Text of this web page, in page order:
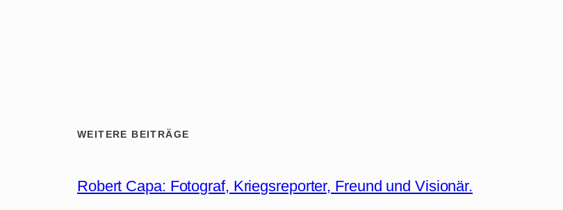
WEITERE BEITRÄGE
Robert Capa: Fotograf, Kriegsreporter, Freund und Visionär.